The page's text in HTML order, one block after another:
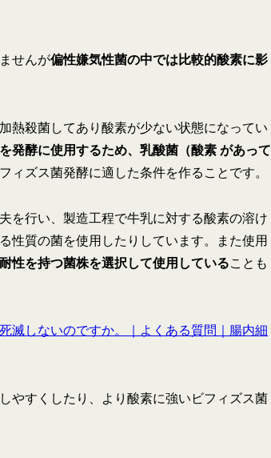
せんが偏性嫌気性菌の中では比較的酸素に影
熱殺菌してあり酸素が少ない状態になってい
発酵に使用するため、乳酸菌（酸素 があって
ィズス菌発酵に適した条件を作ることです。
を行い、製造工程で牛乳に対する酸素の溶け
性質の菌を使用したりしています。また使用
性を持つ菌株を選択して使用していることも
滅しないのですか。｜よくある質問｜腸内細
やすくしたり、より酸素に強いビフィズス菌